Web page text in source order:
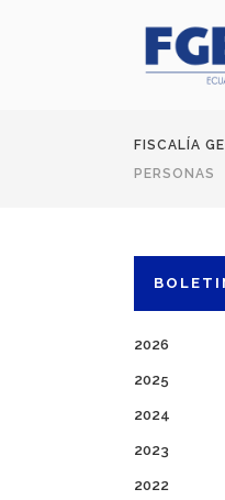
FISCALÍA
PERSONAS
2026
2025
2024
2023
2022